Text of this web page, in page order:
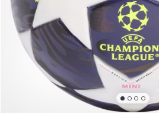
med
officiella
tröjor
och